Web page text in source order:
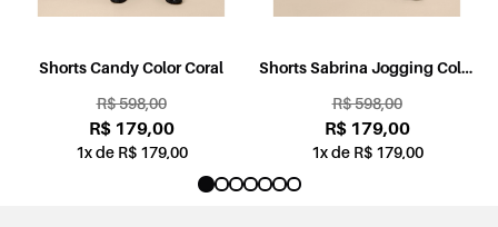
Shorts Candy Color Coral
R$ 598,00
R$ 179,00
1x de R$ 179,00
Shorts Sabrina Jogging Color
R$ 598,00
R$ 179,00
1x de R$ 179,00